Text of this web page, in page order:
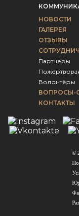
НОВОСТИ
ГАЛЕРЕЯ
ОТЗЫВЫ
Партнеры
Волонтёры
ВОПРОСЫ-
КОНТАКТЫ
©